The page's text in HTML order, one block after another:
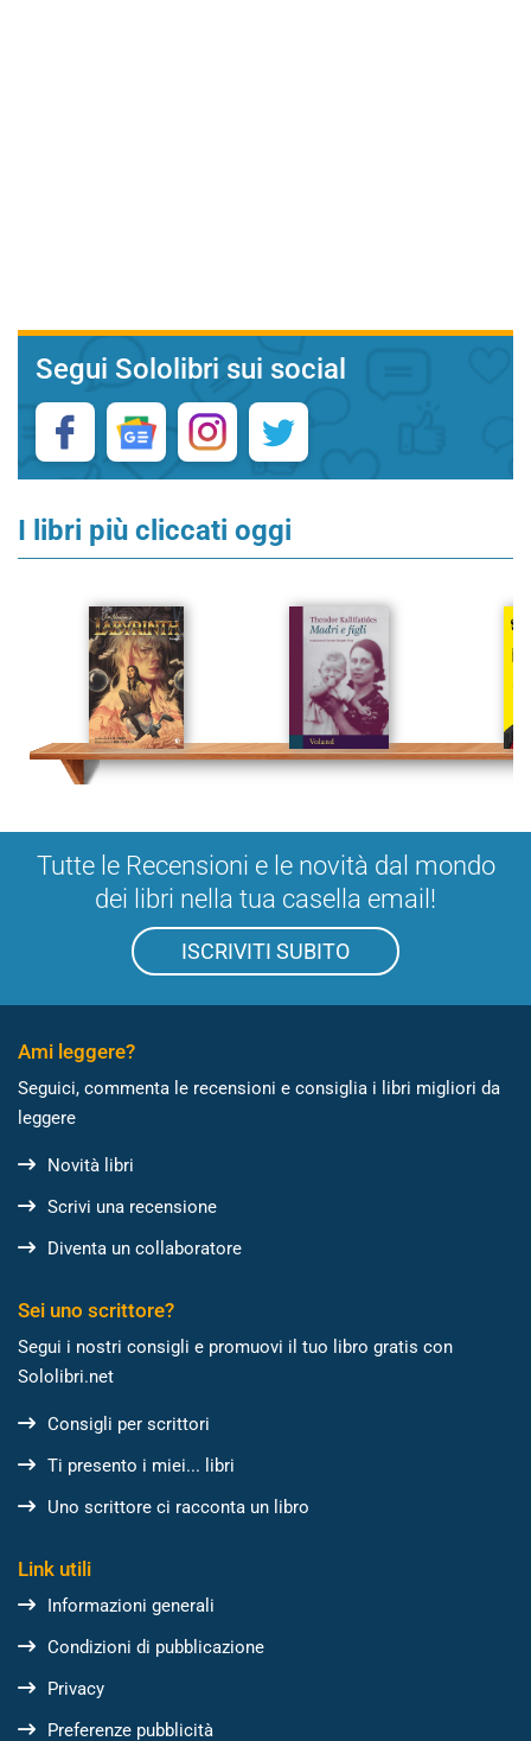
Segui Sololibri sui social
I libri più cliccati oggi
Tutte le Recensioni e le novità dal mondo
dei libri nella tua casella email!
ISCRIVITI SUBITO
Ami leggere?
Seguici, commenta le recensioni e consiglia i libri migliori da
leggere
Novità libri
Scrivi una recensione
Diventa un collaboratore
Sei uno scrittore?
Segui i nostri consigli e promuovi il tuo libro gratis con
Sololibri.net
Consigli per scrittori
Ti presento i miei... libri
Uno scrittore ci racconta un libro
Link utili
Informazioni generali
Condizioni di pubblicazione
Privacy
Preferenze pubblicità